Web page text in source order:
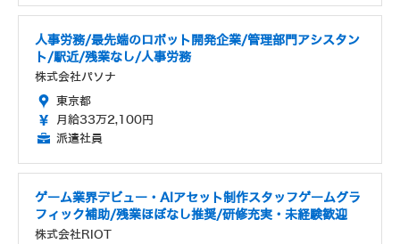
人事労務/最先端のロボット開発企業/管理部門アシスタン
ト/駅近/残業なし/人事労務
株式会社パソナ
東京都
月給33万2,100円
派遣社員
ゲーム業界デビュー・AIアセット制作スタッフゲームグラ
フィック補助/残業ほぼなし推奨/研修充実・未経験歓迎
株式会社RIOT